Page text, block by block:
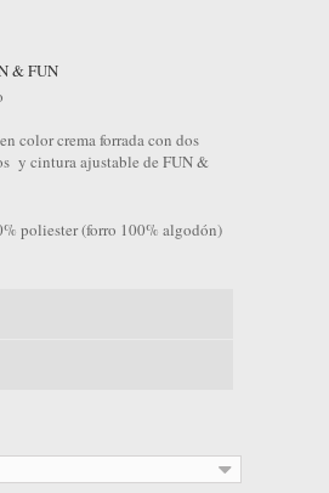
& FUN
color crema forrada con dos
y cintura ajustable de FUN &
poliester (forro 100% algodón)